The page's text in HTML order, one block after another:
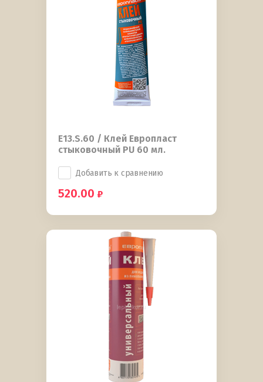
E13.S.60 / Клей Европласт
стыковочный PU 60 мл.
Добавить к сравнению
520.00